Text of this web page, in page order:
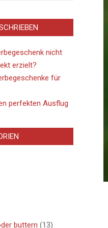
nicht
erzielt?
für
perfekten Ausflug
buttern (13)